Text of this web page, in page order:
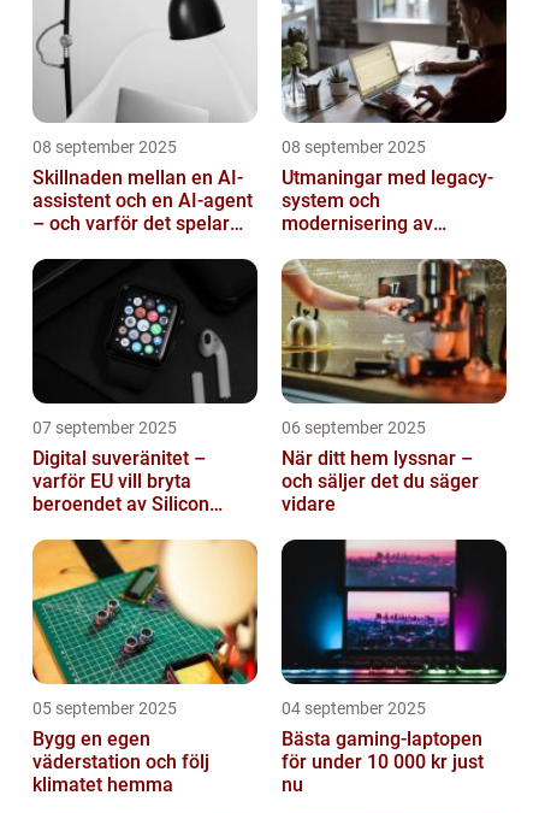
08 september 2025
Skillnaden mellan en AI-
assistent och en AI-agent
– och varför det spelar
08 september 2025
Utmaningar med legacy-
system och
modernisering av
07 september 2025
Digital suveränitet –
varför EU vill bryta
beroendet av Silicon
06 september 2025
När ditt hem lyssnar –
och säljer det du säger
vidare
05 september 2025
Bygg en egen
väderstation och följ
klimatet hemma
04 september 2025
Bästa gaming-laptopen
för under 10 000 kr just
nu